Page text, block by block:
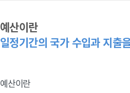
예산이란
일정기간의 국가 수입과 지출
예산이란